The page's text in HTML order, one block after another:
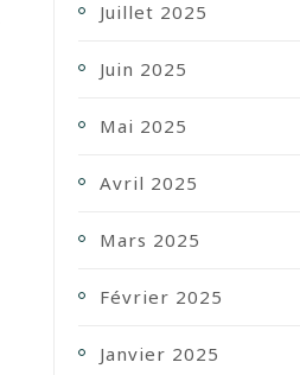
Juillet 2025
Juin 2025
Mai 2025
Avril 2025
Mars 2025
Février 2025
Janvier 2025